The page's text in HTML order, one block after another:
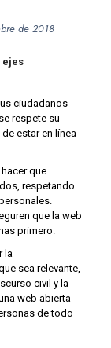
de 2018
ejes
ciudadanos
respete su
estar en línea
que
respetando
que la web
primero.
la
sea relevante,
civil y la
web abierta
de todo